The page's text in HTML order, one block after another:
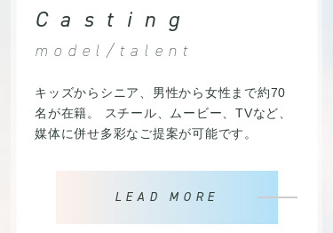
Casting
model/talent
キッズからシニア、男性から女性まで約70
名が在籍。 スチール、ムービー、TVなど、
媒体に併せ多彩なご提案が可能です。
LEAD MORE